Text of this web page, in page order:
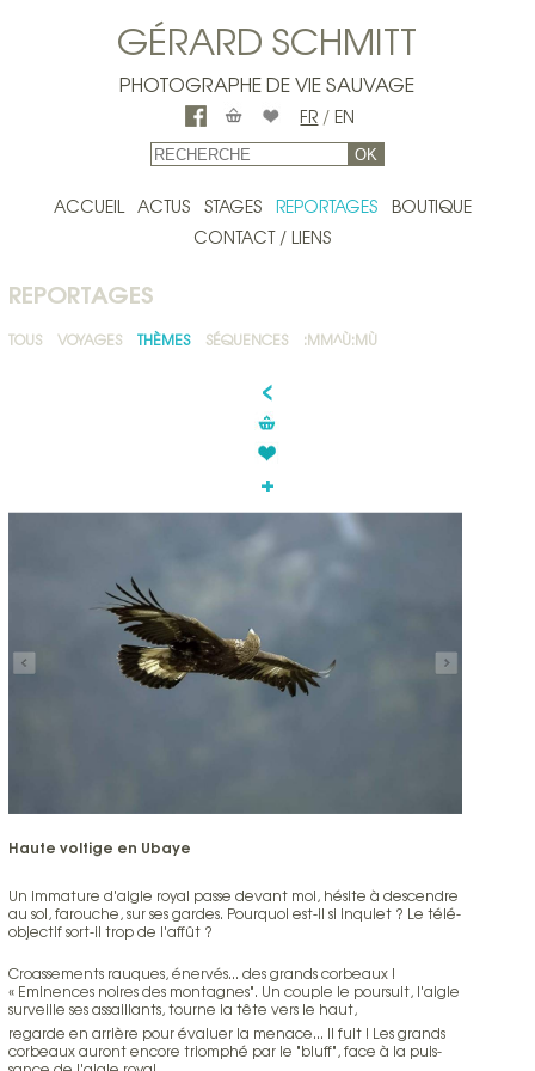
GÉRARD SCHMITT
PHOTOGRAPHE DE VIE SAUVAGE
FR / EN
OK
ACCUEIL ACTUS STAGES REPORTAGES
BOUTIQUE
CONTACT / LIENS
REPORTAGES
TOUS VOYAGES THÈMES SÉQUENCES :MM^Ù:MÙ
<
+
Haute vol­tige en Ubaye
Un im­ma­ture d'ai­gle royal passe de­vant moi, hé­site à des­cen­dre
au sol, fa­rou­che, sur ses gar­des. Pour­quoi est-il si in­quiet ? Le té­lé­
ob­jec­tif sort-il trop de l'af­fût ?
Croas­se­ments rau­ques, éner­vés... des grands cor­beaux !
« Eminences noi­res des mon­ta­gnes". Un cou­ple le pour­suit, l'ai­gle
sur­veille ses as­saillants, tourne la tête vers le haut,
re­garde en ar­rière pour éva­luer la me­nace... Il fuit ! Les grands
cor­beaux au­ront en­core triom­phé par le "bluff", face à la puis­